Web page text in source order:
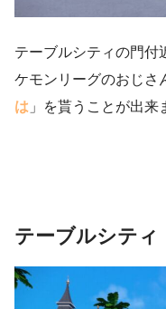
テーブルシティの門付
ケモンリーグのおじさ
は 」を貰うことが出来
テーブルシティ